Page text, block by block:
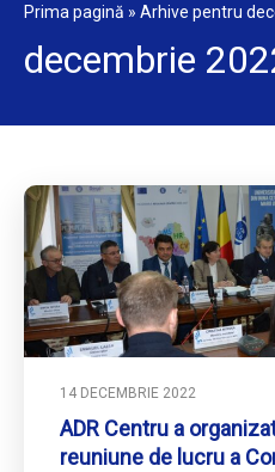
Prima pagină » Arhive pentru
decembrie
14 DECEMBRIE 2022
ADR Centru a
reuniune de lucru a